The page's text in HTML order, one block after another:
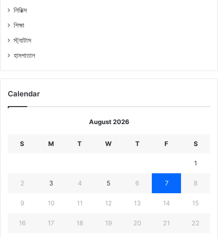
লিরিক্স
শিক্ষা
স্ট্যাটাস
হাসপাতাল
Calendar
August 2026
S M T W T F S
1
2 3 4 5 6 7 8
9 10 11 12 13 14 15
16 17 18 19 20 21 22